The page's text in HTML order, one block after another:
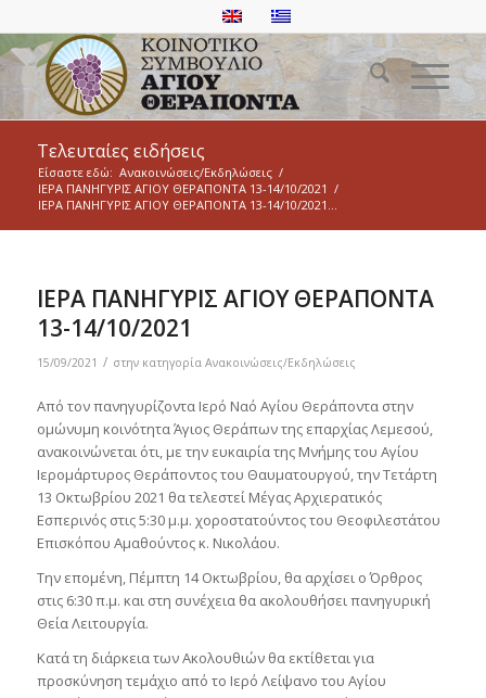
Τελευταίες ειδήσεις
Είσαστε εδώ: Ανακοινώσεις/Εκδηλώσεις /
ΙΕΡΑ ΠΑΝΗΓΥΡΙΣ ΑΓΙΟΥ ΘΕΡΑΠΟΝΤΑ 13-14/10/2021 /
ΙΕΡΑ ΠΑΝΗΓΥΡΙΣ ΑΓΙΟΥ ΘΕΡΑΠΟΝΤΑ 13-14/10/2021...
ΙΕΡΑ ΠΑΝΗΓΥΡΙΣ ΑΓΙΟΥ ΘΕΡΑΠΟΝΤΑ
13-14/10/2021
15/09/2021 / στην κατηγορία Ανακοινώσεις/Εκδηλώσεις
Από τον πανηγυρίζοντα Ιερό Ναό Αγίου Θεράποντα στην
ομώνυμη κοινότητα Άγιος Θεράπων της επαρχίας Λεμεσού,
ανακοινώνεται ότι, με την ευκαιρία της Μνήμης του Αγίου
Ιερομάρτυρος Θεράποντος του Θαυματουργού, την Τετάρτη
13 Οκτωβρίου 2021 θα τελεστεί Μέγας Αρχιερατικός
Εσπερινός στις 5:30 μ.μ. χοροστατούντος του Θεοφιλεστάτου
Επισκόπου Αμαθούντος κ. Νικολάου.
Την επομένη, Πέμπτη 14 Οκτωβρίου, θα αρχίσει ο Όρθρος
στις 6:30 π.μ. και στη συνέχεια θα ακολουθήσει πανηγυρική
Θεία Λειτουργία.
Κατά τη διάρκεια των Ακολουθιών θα εκτίθεται για
προσκύνηση τεμάχιο από το Ιερό Λείψανο του Αγίου